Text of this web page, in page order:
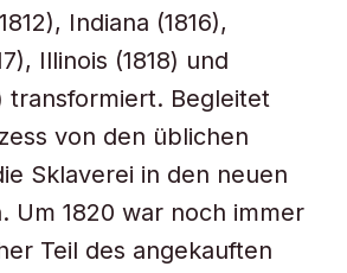
Indiana (1816),
Illinois (1818) und
transformiert. Begleitet
von den üblichen
Sklaverei in den neuen
Um 1820 war noch immer
Teil des angekauften